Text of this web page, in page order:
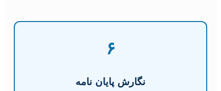
۶
نگارش پایان نامه